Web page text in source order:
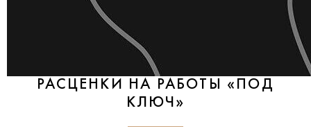
РАСЦЕНКИ НА РАБОТЫ «ПОД
КЛЮЧ»